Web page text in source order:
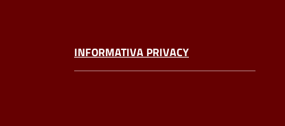
INFORMATIVA PRIVACY